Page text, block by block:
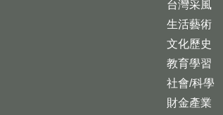
台灣采風
生活藝術
文化歷史
教育學習
社會/科學
財金產業